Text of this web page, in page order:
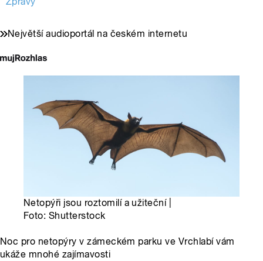
Největší audioportál na českém internetu
Netopýři jsou roztomilí a užiteční |
Foto: Shutterstock
Noc pro netopýry v zámeckém parku ve Vrchlabí vám
ukáže mnohé zajímavosti